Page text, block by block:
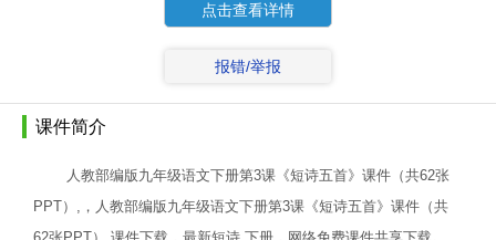
点击查看详情
报错/举报
课件简介
人教部编版九年级语文下册第3课《短诗五首》课件（共62张
PPT）,，人教部编版九年级语文下册第3课《短诗五首》课件（共